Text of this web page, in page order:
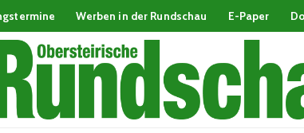
Werben in der Rundschau E-Paper